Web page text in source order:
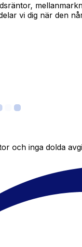
vi dig när den
och inga dolda